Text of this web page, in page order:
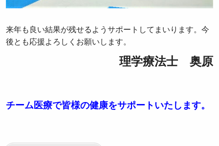
来年も良い結果が残せるようサポートしてまいります。今
後とも応援よろしくお願いします。
理学療法士 奥原
チーム医療で皆様の健康をサポートいたします。